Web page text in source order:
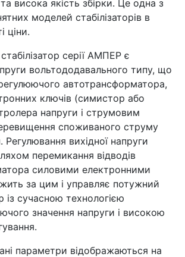
висока якість збірки. Це одна з
моделей стабілізаторів в
ціни.
серії АМПЕР є
вольтододавального типу, що
автотрансформатора,
ключів (симистор або
напруги і струмовим
споживаного струму
вихідної напруги
перемикання відводів
силовими електронними
за цим і управляє потужний
із сучасною технологією
значення напруги і високою
параметри відображаються на